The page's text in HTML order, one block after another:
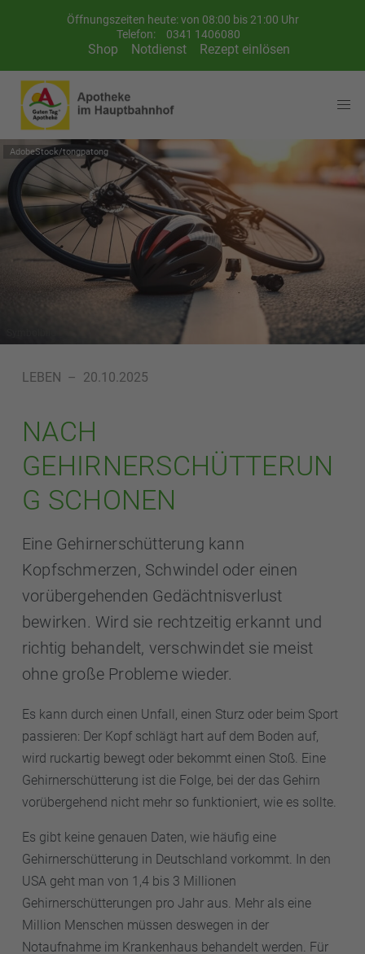
Öffnungszeiten heute: von 08:00 bis 21:00 Uhr
Telefon:
0341 1406080
Shop Notdienst Rezept einlösen
AdobeStock/tongpatong
LEBEN – 20.10.2025
NACH
GEHIRNERSCHÜTTERUN
G SCHONEN
Eine Gehirnerschütterung kann
Kopfschmerzen, Schwindel oder einen
vorübergehenden Gedächtnisverlust
bewirken. Wird sie rechtzeitig erkannt und
richtig behandelt, verschwindet sie meist
ohne große Probleme wieder.
Es kann durch einen Unfall, einen Sturz oder beim Sport
passieren: Der Kopf schlägt hart auf dem Boden auf,
wird ruckartig bewegt oder bekommt einen Stoß. Eine
Gehirnerschütterung ist die Folge, bei der das Gehirn
vorübergehend nicht mehr so funktioniert, wie es sollte.
Es gibt keine genauen Daten, wie häufig eine
Gehirnerschütterung in Deutschland vorkommt. In den
USA geht man von 1,4 bis 3 Millionen
Gehirnerschütterungen pro Jahr aus. Mehr als eine
Million Menschen müssen deswegen in der
Notaufnahme im Krankenhaus behandelt werden. Für